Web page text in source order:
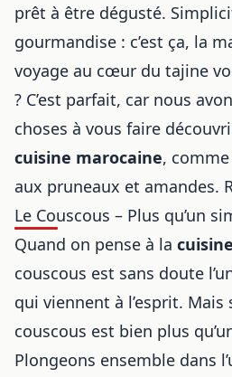
prêt à être dégusté.
gourmandise : c’est ça, la
voyage au cœur du tajine
? C’est parfait, car nous
choses à vous faire
cuisine marocaine,
aux pruneaux et amandes.
Le Couscous – Plus qu’un
Quand on pense à la
couscous est sans doute
qui viennent à l’esprit. Mais
couscous est bien plus
Plongeons ensemble dans